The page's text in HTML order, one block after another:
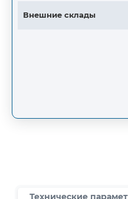
Внешние склады
Технические